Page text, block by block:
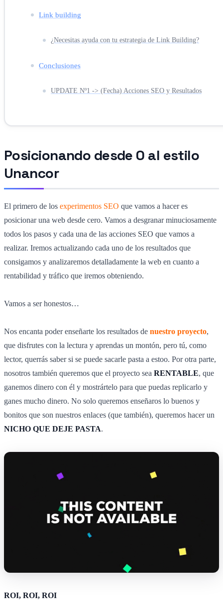
Link building
¿Necesitas ayuda con tu estrategia de Link Building?
Conclusiones
UPDATE Nº1 -> (Fecha) Acciones SEO y Resultados
Posicionando desde 0 al estilo
Unancor
El primero de los experimentos SEO que vamos a hacer es
posicionar una web desde cero. Vamos a desgranar minuciosamente
todos los pasos y cada una de las acciones SEO que vamos a
realizar. Iremos actualizando cada uno de los resultados que
consigamos y analizaremos detalladamente la web en cuanto a
rentabilidad y tráfico que iremos obteniendo.
Vamos a ser honestos…
Nos encanta poder enseñarte los resultados de nuestro proyecto,
que disfrutes con la lectura y aprendas un montón, pero tú, como
lector, querrás saber si se puede sacarle pasta a estoo. Por otra parte,
nosotros también queremos que el proyecto sea RENTABLE, que
ganemos dinero con él y mostrártelo para que puedas replicarlo y
ganes mucho dinero. No solo queremos enseñaros lo buenos y
bonitos que son nuestros enlaces (que también), queremos hacer un
NICHO QUE DEJE PASTA.
ROI, ROI, ROI